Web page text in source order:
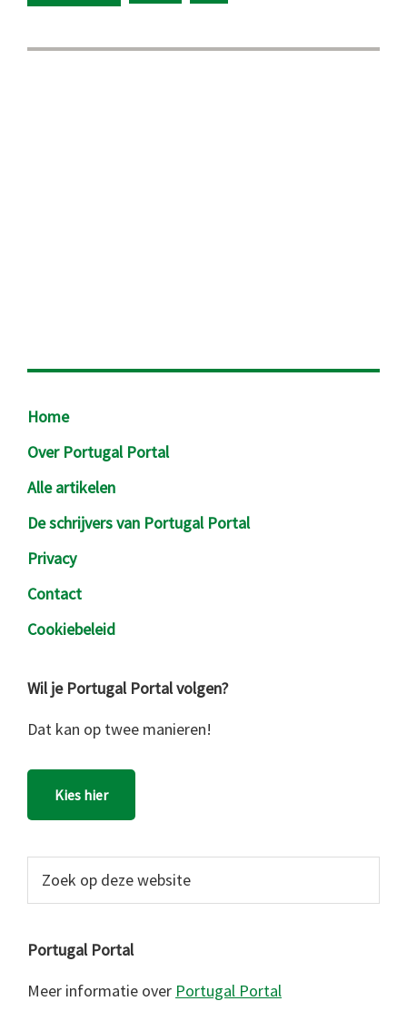
Footer
Home
Over Portugal Portal
Alle artikelen
De schrijvers van Portugal Portal
Privacy
Contact
Cookiebeleid
Wil je Portugal Portal volgen?
Dat kan op twee manieren!
Kies hier
website
Portugal Portal
Meer informatie over Portugal Portal